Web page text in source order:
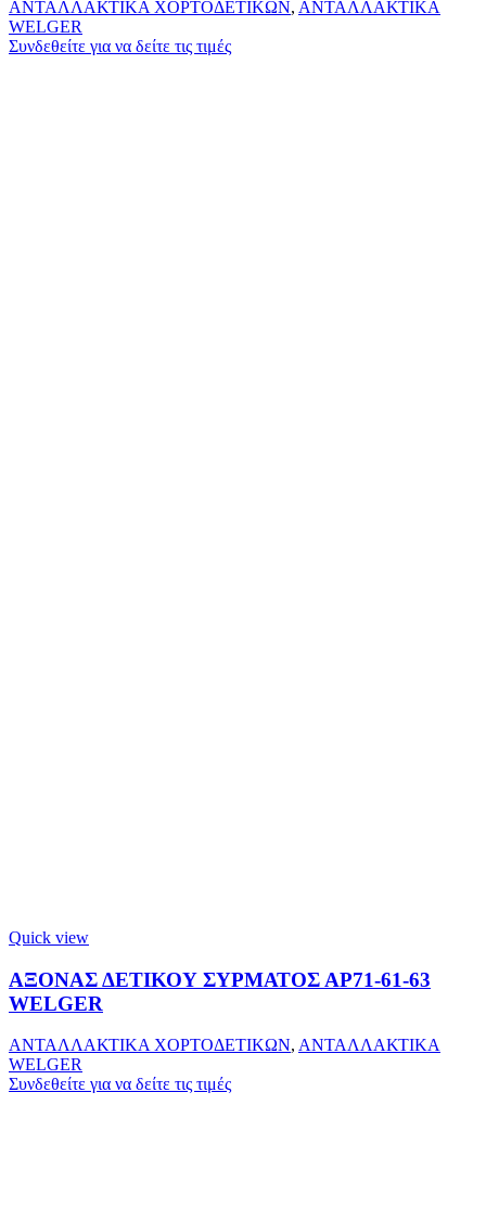
ΑΝΤΑΛΛΑΚΤΙΚΑ ΧΟΡΤΟΔΕΤΙΚΩΝ, ΑΝΤΑΛΛΑΚΤΙΚΑ
WELGER
Συνδεθείτε για να δείτε τις τιμές
Quick view
ΑΞΟΝΑΣ ΔΕΤΙΚΟΥ ΣΥΡΜΑΤΟΣ ΑΡ71-61-63
WELGER
ΑΝΤΑΛΛΑΚΤΙΚΑ ΧΟΡΤΟΔΕΤΙΚΩΝ, ΑΝΤΑΛΛΑΚΤΙΚΑ
WELGER
Συνδεθείτε για να δείτε τις τιμές